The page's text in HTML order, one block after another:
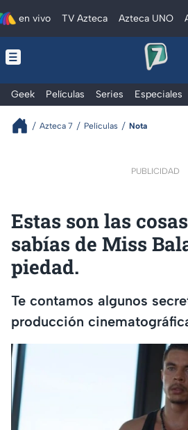
en vivo TV Azteca Azteca UNO
Geek Películas Series Especiales
Azteca 7 Películas Nota
PUBLICIDAD
Estas son las
sabías de Miss
piedad.
Te contamos algunos
producción